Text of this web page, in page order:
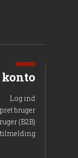
Log ind
bruger
(B2B)